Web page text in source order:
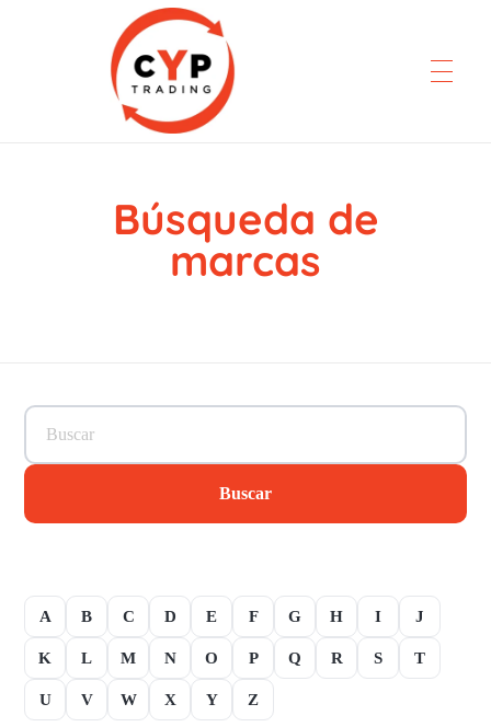
CYP Trading
Professionelle Ersatzteilbeschaffung
Búsqueda de
marcas
Buscar
A B C D E F G H I J
K L M N O P Q R S T
U V W X Y Z